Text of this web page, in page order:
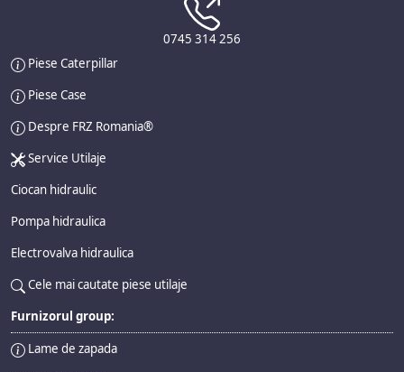
0745 314 256
Piese Caterpillar
Piese Case
Despre FRZ Romania®
Service Utilaje
Ciocan hidraulic
Pompa hidraulica
Electrovalva hidraulica
Cele mai cautate piese utilaje
Furnizorul group:
Lame de zapada